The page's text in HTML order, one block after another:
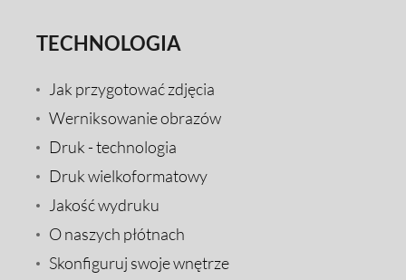
TECHNOLOGIA
Jak przygotować zdjęcia
Werniksowanie obrazów
Druk - technologia
Druk wielkoformatowy
Jakość wydruku
O naszych płótnach
Skonfiguruj swoje wnętrze